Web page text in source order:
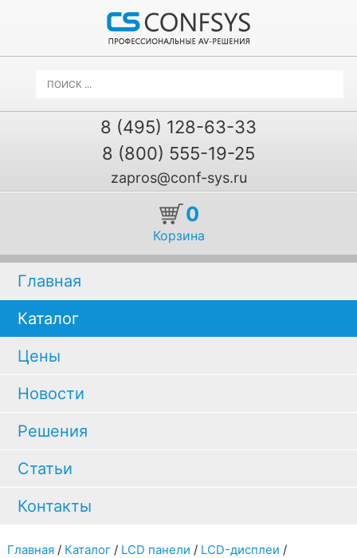
8 (495) 128-63-33
8 (800) 555-19-25
zapros@conf-sys.ru
0
Корзина
Главная
Каталог
Цены
Новости
Решения
Статьи
Контакты
Главная/ Каталог/ LCD панели / LCD-дисплеи /